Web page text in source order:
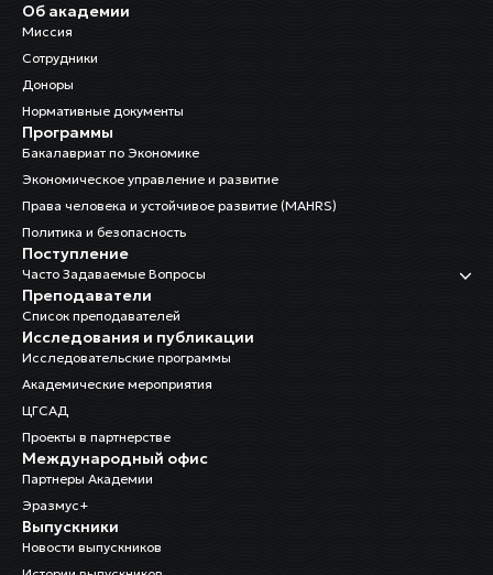
Об академии
Миссия
Сотрудники
Доноры
Нормативные документы
Программы
Бакалавриат по Экономике
Экономическое управление и развитие
Права человека и устойчивое развитие (MAHRS)
Политика и безопасность
Поступление
Часто Задаваемые Вопросы
Преподаватели
Список преподавателей
Исследования и публикации
Исследовательские программы
Академические мероприятия
ЦГСАД
Проекты в партнерстве
Международный офис
Партнеры Академии
Эразмус+
Выпускники
Новости выпускников